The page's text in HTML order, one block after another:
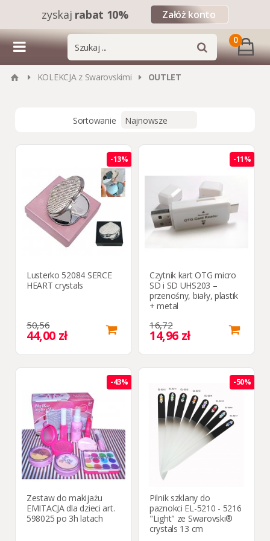
zyskaj rabat 10% Załóż konto
0
KOLEKCJA z Swarovskimi OUTLET
Sortowanie
-13%
Lusterko 52084 SERCE
HEART crystals
50,56
44,00 zł
-11%
Czytnik kart OTG micro
SD i SD UHS203 –
przenośny, biały, plastik
+ metal
16,72
14,96 zł
-43%
Zestaw do makijażu
EMITACJA dla dzieci art.
598025 po 3h latach
-50%
Pilnik szklany do
paznokci EL-5210 - 5216
"Light" ze Swarovski®
crystals 13 cm